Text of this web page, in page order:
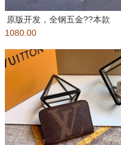
原版开发，全钢五金??本款
District 小号邮差包取材
1080.00